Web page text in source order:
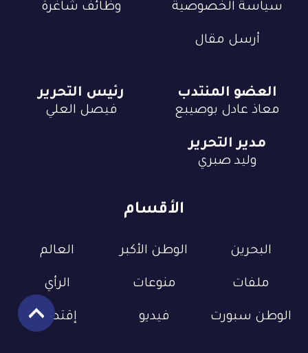
سياسة الخصوصية وظائف شاغرة
أرسل مقال
الأقسام
البحرين الوطن الأكبر العالم
ملفات منوعات الرأي
الوطن سبورت فيديو إقتصاد
العضو المنتدب
معاذ عادل بوصيبع
رئيس التحرير
فيصل العلي
مدير التحرير
وليد صبري